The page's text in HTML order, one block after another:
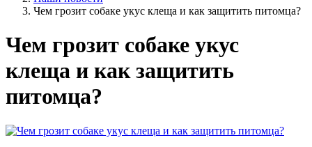
Чем грозит собаке укус клеща и как защитить питомца?
Чем грозит собаке укус
клеща и как защитить
питомца?